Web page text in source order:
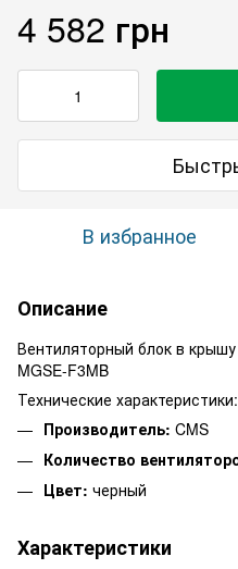
4 582 грн
В избранное
Описание
Вентиляторный блок в
MGSE-F3MB
Технические характеристики:
Производитель: CMS
Количество
Цвет: черный
Характеристики